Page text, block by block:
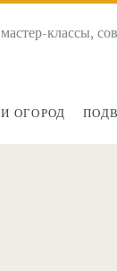
классы,
ОГОРОД